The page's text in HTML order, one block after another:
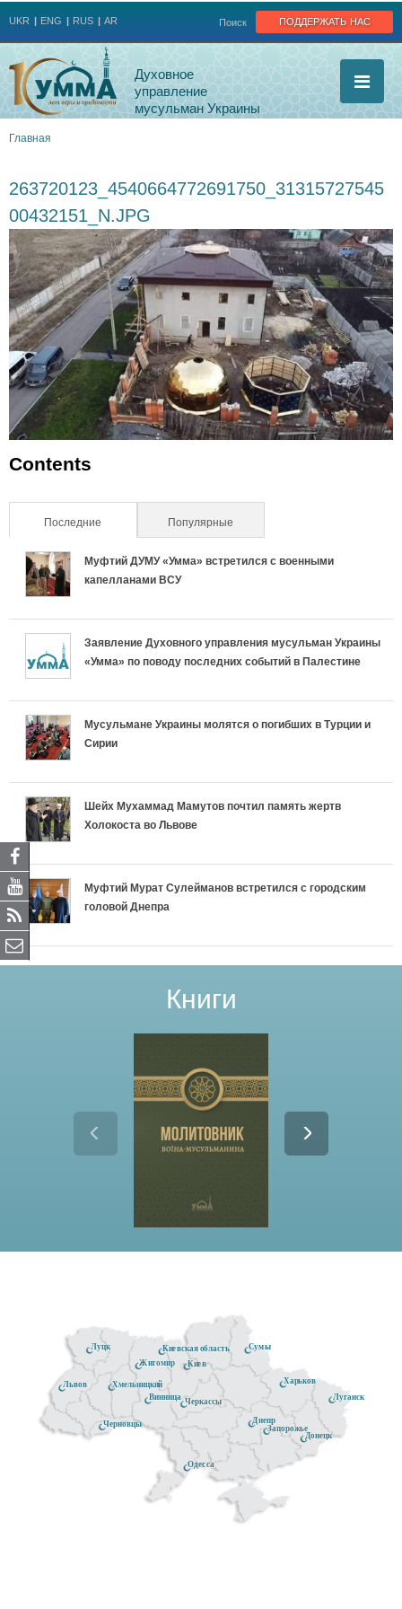
поддержать нас
Поиск
UKR ENG RUS AR
Духовное
управление
мусульман Украины
Главная
263720123_4540664772691750_31315727545
00432151_N.JPG
Contents
Последние (активная вкладка)Популярные
Муфтий ДУМУ «Умма» встретился с военными
капелланами ВСУ
Заявление Духовного управления мусульман Украины
«Умма» по поводу последних событий в Палестине
Мусульмане Украины молятся о погибших в Турции и
Сирии
Шейх Мухаммад Мамутов почтил память жертв
Холокоста во Львове
Муфтий Мурат Сулейманов встретился с городским
головой Днепра
Книги
Черкассы
Черновцы
Сумы
Луганск
Одесса
Донецк
Киев
Днепр
Киевская область
Запорожье
Житомир
Винница
Хмельницкий
Луцк
Львов Харьков